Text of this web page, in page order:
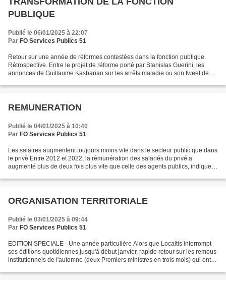
PUBLIQUE
Publié le 06/01/2025 à 22:07
Par FO Services Publics 51
Retour sur une année de réformes contestées dans la fonction publique
Rétrospective. Entre le projet de réforme porté par Stanislas Guerini, les
annonces de Guillaume Kasbarian sur les arrêts maladie ou son tweet de
REMUNERATION
Publié le 04/01/2025 à 10:40
Par FO Services Publics 51
Les salaires augmentent toujours moins vite dans le secteur public que dans
le privé Entre 2012 et 2022, la rémunération des salariés du privé a
augmenté plus de deux fois plus vite que celle des agents publics, indique
ORGANISATION TERRITORIALE
Publié le 03/01/2025 à 09:44
Par FO Services Publics 51
EDITION SPECIALE - Une année particulière Alors que Localtis interrompt
ses éditions quotidiennes jusqu'à début janvier, rapide retour sur les remous
institutionnels de l'automne (deux Premiers ministres en trois mois) qui ont